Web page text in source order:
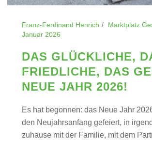
Franz-Ferdinand Henrich Marktplatz
Januar 2026
DAS GLÜCKLICHE,
FRIEDLICHE, DAS
NEUE JAHR 2026!
Es hat begonnen: das Neue Jahr
den Neujahrsanfang gefeiert, in
zuhause mit der Familie, mit dem